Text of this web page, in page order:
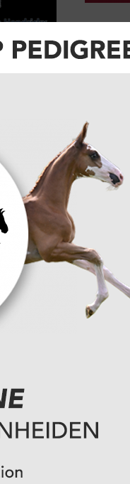
2026
foals